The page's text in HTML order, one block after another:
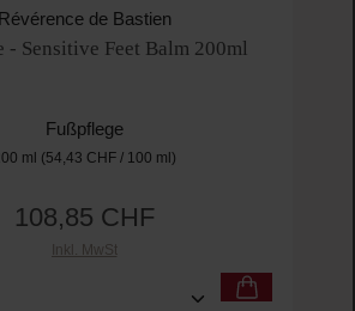
Révérence de Bastien
- Sensitive Feet Balm 200ml
Fußpflege
ml (54,43 CHF / 100 ml)
Regulärer Preis:
108,85 CHF
Inkl. MwSt
Gib den gewünschten Wert